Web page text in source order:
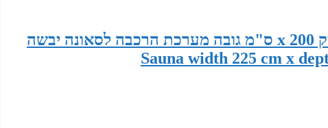
סאונה במידות 225 ס"מ רוחב x 185 ס"מ עומק x 200 ס"מ גובה מערכת הרכבה לסאונה יבשה